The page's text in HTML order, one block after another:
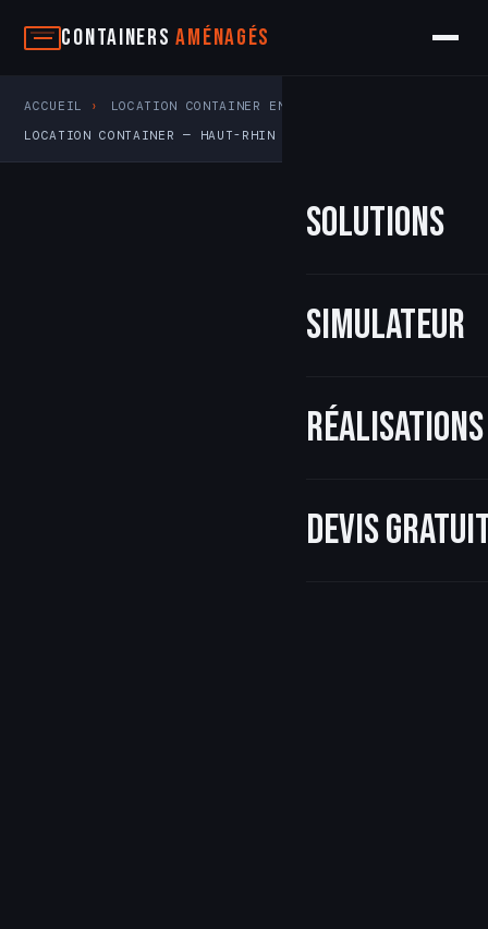
Containers Aménagés
Solutions
Simulateur
Réalisations
Devis
ACCUEIL › LOCATION CONTAINER EN GRAND EST
LOCATION CONTAINER — HAUT-RHIN (68)